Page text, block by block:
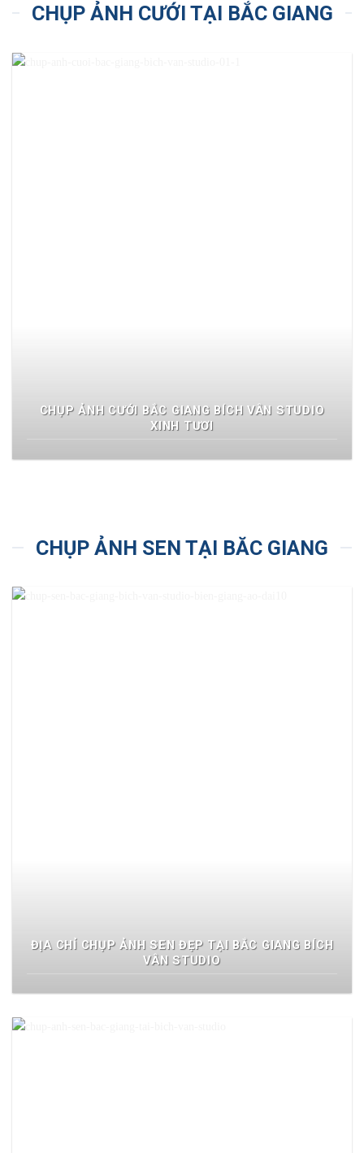
CHỤP ẢNH CƯỚI TẠI BẮC GIANG
CHỤP ẢNH CƯỚI BẮC GIANG BÍCH VÂN STUDIO
XINH TƯƠI
CHỤP ẢNH SEN TẠI BĂC GIANG
ĐỊA CHỈ CHỤP ẢNH SEN ĐẸP TẠI BẮC GIANG BÍCH
VÂN STUDIO